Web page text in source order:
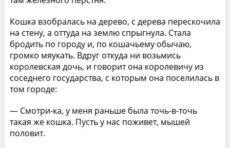
Кошка взобралась на дерево, с дерева перескочила
на стену, а оттуда на землю спрыгнула. Стала
бродить по городу и, по кошачьему обычаю,
громко мяукать. Вдруг откуда ни возьмись
королевская дочь, и говорит она королевичу из
соседнего государства, с которым она поселилась в
том городе:
— Смотри-ка, у меня раньше была точь-в-точь
такая же кошка. Пусть у нас поживет, мышей
половит.